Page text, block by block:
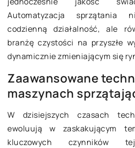
Automatyzacja sprzątania
codzienną działalność, ale
branżę czystości na przyszłe
dynamicznie zmieniającym się
Zaawansowane
maszynach
W dzisiejszych czasach
ewoluują w zaskakującym
kluczowych czynników